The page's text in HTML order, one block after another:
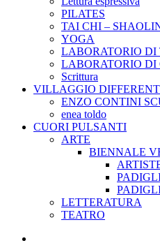
PILATES
TAI CHI –
YOGA
LABORATORIO DI
LABORATORIO DI
Scrittura
VILLAGGIO
ENZO CONTINI
enea toldo
CUORI PULSANTI
ARTE
BIENNALE
LETTERATURA
TEATRO